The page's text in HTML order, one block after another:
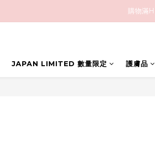
購物滿
購物滿
JAPAN LIMITED 數量限定 護膚品